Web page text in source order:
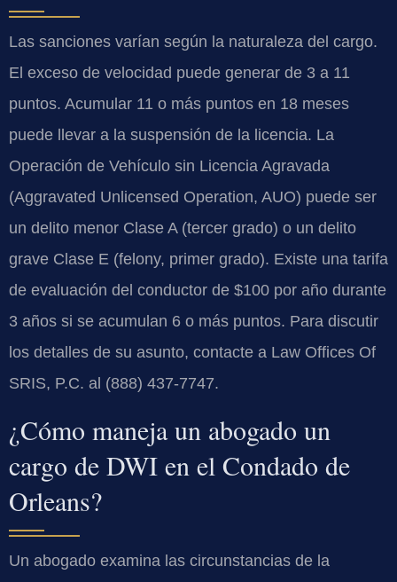
Las sanciones varían según la naturaleza del cargo.
El exceso de velocidad puede generar de 3 a 11
puntos. Acumular 11 o más puntos en 18 meses
puede llevar a la suspensión de la licencia. La
Operación de Vehículo sin Licencia Agravada
(Aggravated Unlicensed Operation, AUO) puede ser
un delito menor Clase A (tercer grado) o un delito
grave Clase E (felony, primer grado). Existe una tarifa
de evaluación del conductor de $100 por año durante
3 años si se acumulan 6 o más puntos. Para discutir
los detalles de su asunto, contacte a Law Offices Of
SRIS, P.C. al (888) 437-7747.
¿Cómo maneja un abogado un
cargo de DWI en el Condado de
Orleans?
Un abogado examina las circunstancias de la